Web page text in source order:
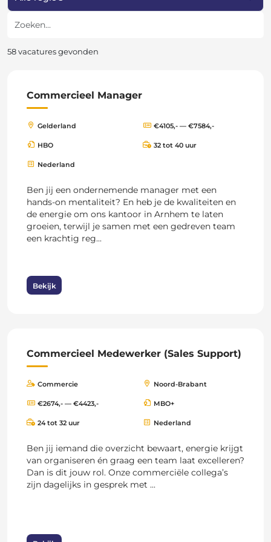
Zoeken
58 vacatures gevonden
Commercieel Manager
Gelderland €4105,- — €7584,-
HBO 32 tot 40 uur
Nederland
Ben jij een ondernemende manager met een
hands-on mentaliteit? En heb je de kwaliteiten en
de energie om ons kantoor in Arnhem te laten
groeien, terwijl je samen met een gedreven team
een krachtig reg...
Bekijk
Commercieel Medewerker (Sales Support)
Commercie Noord-Brabant
€2674,- — €4423,- MBO+
24 tot 32 uur Nederland
Ben jij iemand die overzicht bewaart, energie krijgt
van organiseren én graag een team laat excelleren?
Dan is dit jouw rol. Onze commerciële collega’s
zijn dagelijks in gesprek met ...